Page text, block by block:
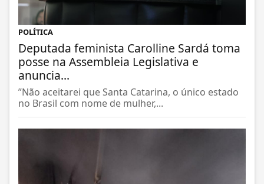
POLÍTICA
Deputada feminista Carolline Sardá toma
posse na Assembleia Legislativa e
anuncia...
”Não aceitarei que Santa Catarina, o único estado
no Brasil com nome de mulher,...